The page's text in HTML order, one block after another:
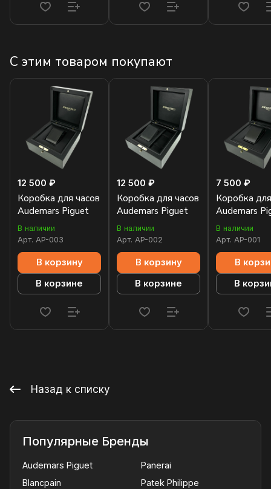
С этим товаром покупают
12 500 ₽
Коробка для часов
Audemars Piguet
В наличии
Арт. AP-003
В корзину
В корзине
12 500 ₽
Коробка для часов
Audemars Piguet
В наличии
Арт. AP-002
В корзину
В корзине
7 500 ₽
Коробка
Audemars
В наличии
Арт. AP-001
В
В
Назад к списку
Популярные Бренды
Audemars Piguet
Blancpain
Panerai
Patek Philippe